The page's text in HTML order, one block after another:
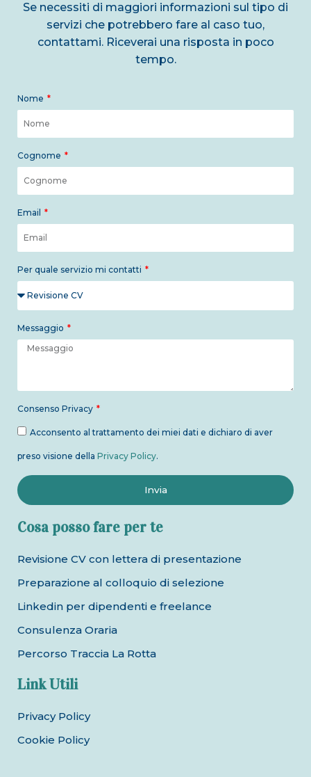
Se necessiti di maggiori informazioni sul tipo di
servizi che potrebbero fare al caso tuo,
contattami. Riceverai una risposta in poco
tempo.
Nome
Cognome
Email
Per quale servizio mi contatti
Messaggio
Consenso Privacy
Acconsento al trattamento dei miei dati e dichiaro di aver
preso visione della Privacy Policy.
Invia
Cosa posso fare per te
Revisione CV con lettera di presentazione
Preparazione al colloquio di selezione
Linkedin per dipendenti e freelance
Consulenza Oraria
Percorso Traccia La Rotta
Link Utili
Privacy Policy
Cookie Policy